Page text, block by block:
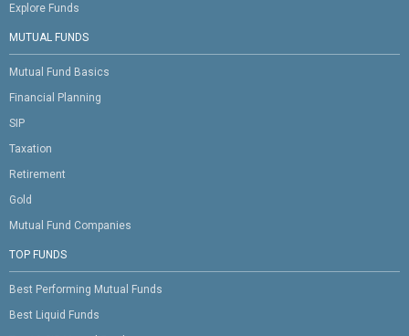
Explore Funds
MUTUAL FUNDS
Mutual Fund Basics
Financial Planning
SIP
Taxation
Retirement
Gold
Mutual Fund Companies
TOP FUNDS
Best Performing Mutual Funds
Best Liquid Funds